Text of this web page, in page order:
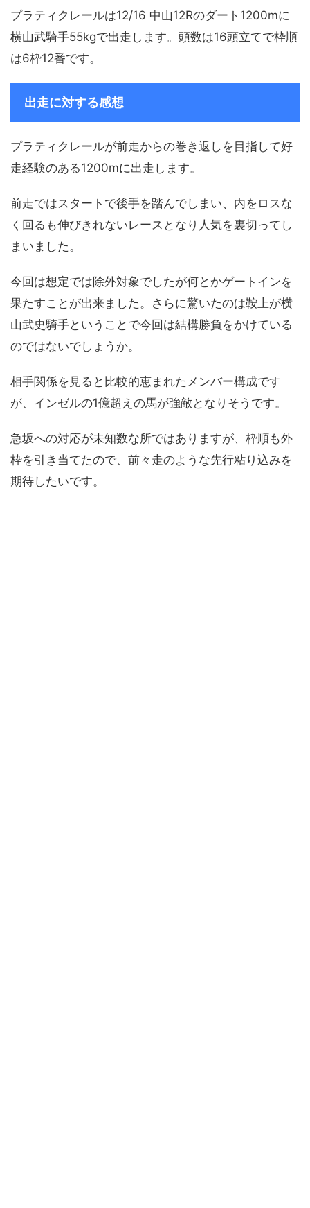
プラティクレールは12/16 中山12Rのダート1200mに
横山武騎手55kgで出走します。頭数は16頭立てで枠順
は6枠12番です。
出走に対する感想
プラティクレールが前走からの巻き返しを目指して好
走経験のある1200mに出走します。
前走ではスタートで後手を踏んでしまい、内をロスな
く回るも伸びきれないレースとなり人気を裏切ってし
まいました。
今回は想定では除外対象でしたが何とかゲートインを
果たすことが出来ました。さらに驚いたのは鞍上が横
山武史騎手ということで今回は結構勝負をかけている
のではないでしょうか。
相手関係を見ると比較的恵まれたメンバー構成です
が、インゼルの1億超えの馬が強敵となりそうです。
急坂への対応が未知数な所ではありますが、枠順も外
枠を引き当てたので、前々走のような先行粘り込みを
期待したいです。